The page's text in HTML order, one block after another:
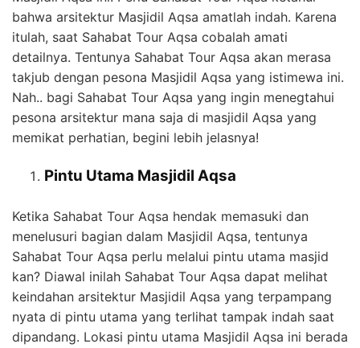
bahwa arsitektur Masjidil Aqsa amatlah indah. Karena
itulah, saat Sahabat Tour Aqsa cobalah amati
detailnya. Tentunya Sahabat Tour Aqsa akan merasa
takjub dengan pesona Masjidil Aqsa yang istimewa ini.
Nah.. bagi Sahabat Tour Aqsa yang ingin menegtahui
pesona arsitektur mana saja di masjidil Aqsa yang
memikat perhatian, begini lebih jelasnya!
Pintu Utama Masjidil Aqsa
Ketika Sahabat Tour Aqsa hendak memasuki dan
menelusuri bagian dalam Masjidil Aqsa, tentunya
Sahabat Tour Aqsa perlu melalui pintu utama masjid
kan? Diawal inilah Sahabat Tour Aqsa dapat melihat
keindahan arsitektur Masjidil Aqsa yang terpampang
nyata di pintu utama yang terlihat tampak indah saat
dipandang. Lokasi pintu utama Masjidil Aqsa ini berada